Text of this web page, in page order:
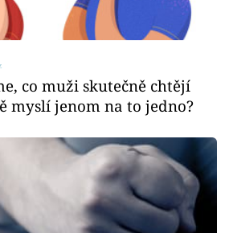
co muži skutečně chtějí
myslí jenom na to jedno?